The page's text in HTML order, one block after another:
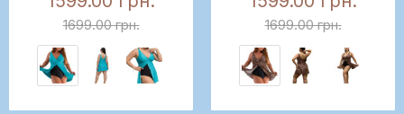
1699.00 грн. 1699.00 грн.